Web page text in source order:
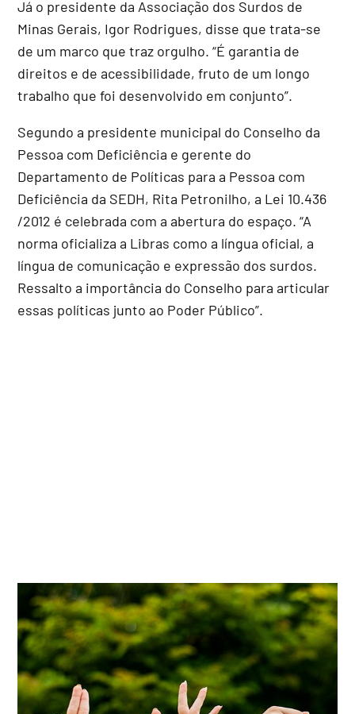
Já o presidente da Associação dos Surdos de
Minas Gerais, Igor Rodrigues, disse que trata-se
de um marco que traz orgulho. “É garantia de
direitos e de acessibilidade, fruto de um longo
trabalho que foi desenvolvido em conjunto”.
Segundo a presidente municipal do Conselho da
Pessoa com Deficiência e gerente do
Departamento de Políticas para a Pessoa com
Deficiência da SEDH, Rita Petronilho, a Lei 10.436
/2012 é celebrada com a abertura do espaço. “A
norma oficializa a Libras como a língua oficial, a
língua de comunicação e expressão dos surdos.
Ressalto a importância do Conselho para articular
essas políticas junto ao Poder Público”.